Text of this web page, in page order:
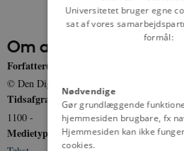
Om artiklen
Forfatter(e)
© Den Digitale Byport: Danmarks købstæder
Tidsafgrænsning
1100 -
Medietype
Universitetet bruger egne
sat af vores
formål:
Nødvendige
Gør grundlæggende
hjemmesiden brugbare, fx
Hjemmesiden kan ikke
cookies.